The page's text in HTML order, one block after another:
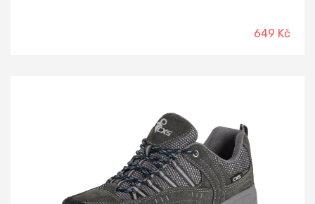
Podšívka: bez podšívky Stélka: Soft foam – HI-POLY +
649 Kč